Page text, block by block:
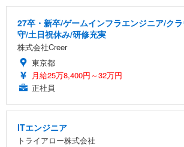
27卒・新卒/ゲームインフラエンジニア/ク
守/土日祝休み/研修充実
株式会社Creer
東京都
月給25万8,400円～32万円
正社員
ITエンジニア
トライアロー株式会社